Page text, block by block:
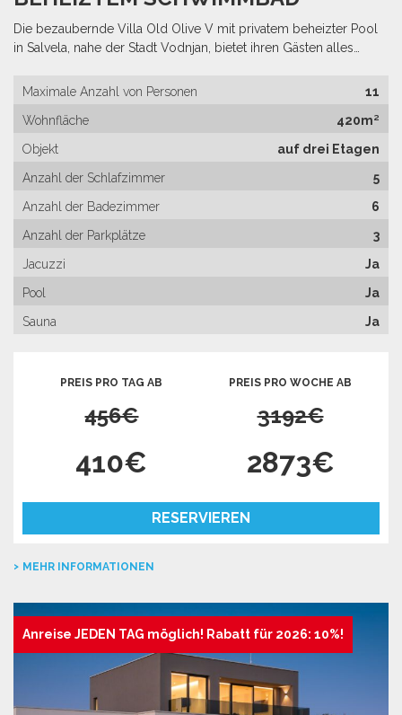
Die bezaubernde Villa Old Olive V mit privatem beheizter Pool
in Salvela, nahe der Stadt Vodnjan, bietet ihren Gästen alles…
Maximale Anzahl von Personen
11
Wohnfläche
420m²
Objekt
auf drei Etagen
Anzahl der Schlafzimmer
5
Anzahl der Badezimmer
6
Anzahl der Parkplätze
3
Jacuzzi
Ja
Pool
Ja
Sauna
Ja
PREIS PRO TAG AB
456€
PREIS PRO WOCHE AB
3192€
410€ 2873€
RESERVIEREN
MEHR INFORMATIONEN
Anreise JEDEN TAG möglich! Rabatt für 2026: 10%!